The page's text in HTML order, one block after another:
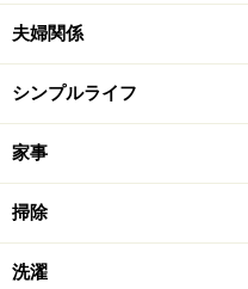
夫婦関係
シンプルライフ
家事
掃除
洗濯